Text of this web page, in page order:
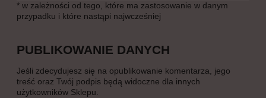
* w zależności od tego, które ma zastosowanie w danym
przypadku i które nastąpi najwcześniej
PUBLIKOWANIE DANYCH
Jeśli zdecydujesz się na opublikowanie komentarza, jego
treść oraz Twój podpis będą widoczne dla innych
użytkowników Sklepu.